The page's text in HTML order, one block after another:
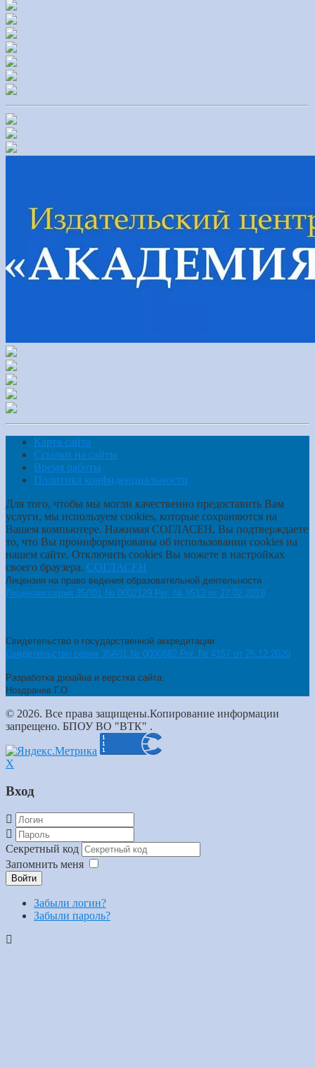
Карта сайта
Ссылки на сайты
Время работы
Политика конфиденциальности
Для того, чтобы мы могли качественно предоставить Вам
услуги, мы используем cookies, которые сохраняются на
Вашем компьютере. Нажимая СОГЛАСЕН, Вы подтверждаете
то, что Вы проинформированы об использовании cookies на
нашем сайте. Отключить cookies Вы можете в настройках
своего браузера. СОГЛАСЕН
Лицензия на право ведения образовательной деятельности
Лицензия серия 35Л01 № 0002129 Рег. № 9513 от 27.02.2019
Свидетельство о государственной аккредитации
Свидетельство серия 35А01 № 0000882 Рег. № 4157 от 25.12.2020
Разработка дизайна и верстка сайта:
Ноздрачев Г.О
© 2026. Все права защищены.Копирование информации
запрещено. БПОУ ВО "ВТК" .
X
Вход
Секретный код
Запомнить меня
Войти
Забыли логин?
Забыли пароль?